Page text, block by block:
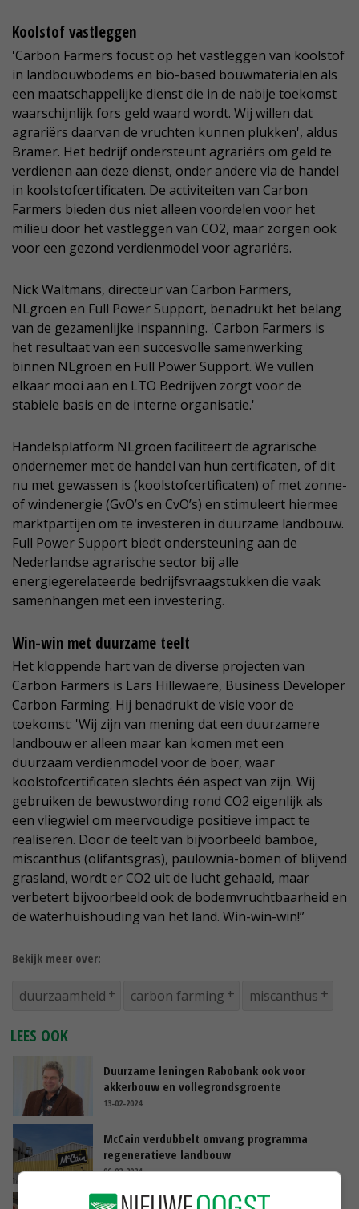
Koolstof vastleggen
'Carbon Farmers focust op het vastleggen van koolstof
in landbouwbodems en bio-based bouwmaterialen als
een maatschappelijke dienst die in de nabije toekomst
waarschijnlijk fors geld waard wordt. Wij willen dat
agrariërs daarvan de vruchten kunnen plukken', aldus
Bramer. Het bedrijf ondersteunt agrariërs om geld te
verdienen aan deze dienst, onder andere via de handel
in koolstofcertificaten. De activiteiten van Carbon
Farmers bieden dus niet alleen voordelen voor het
milieu door het vastleggen van CO2, maar zorgen ook
voor een gezond verdienmodel voor agrariërs.
Nick Waltmans, directeur van Carbon Farmers,
NLgroen en Full Power Support, benadrukt het belang
van de gezamenlijke inspanning. 'Carbon Farmers is
het resultaat van een succesvolle samenwerking
binnen NLgroen en Full Power Support. We vullen
elkaar mooi aan en LTO Bedrijven zorgt voor de
stabiele basis en de interne organisatie.'
Handelsplatform NLgroen faciliteert de agrarische
ondernemer met de handel van hun certificaten, of dit
nu met gewassen is (koolstofcertificaten) of met zonne-
of windenergie (GvO’s en CvO’s) en stimuleert hiermee
marktpartijen om te investeren in duurzame landbouw.
Full Power Support biedt ondersteuning aan de
Nederlandse agrarische sector bij alle
energiegerelateerde bedrijfsvraagstukken die vaak
samenhangen met een investering.
Win-win met duurzame teelt
Het kloppende hart van de diverse projecten van
Carbon Farmers is Lars Hillewaere, Business Developer
Carbon Farming. Hij benadrukt de visie voor de
toekomst: 'Wij zijn van mening dat een duurzamere
landbouw er alleen maar kan komen met een
duurzaam verdienmodel voor de boer, waar
koolstofcertificaten slechts één aspect van zijn. Wij
gebruiken de bewustwording rond CO2 eigenlijk als
een vliegwiel om meervoudige positieve impact te
realiseren. Door de teelt van bijvoorbeeld bamboe,
miscanthus (olifantsgras), paulownia-bomen of blijvend
grasland, wordt er CO2 uit de lucht gehaald, maar
verbetert bijvoorbeeld ook de bodemvruchtbaarheid en
de waterhuishouding van het land. Win-win-win!”
Bekijk meer over:
duurzaamheid carbon farming miscanthus
LEES OOK
Duurzame leningen Rabobank ook voor
akkerbouw en vollegrondsgroente
13-02-2024
McCain verdubbelt omvang programma
regeneratieve landbouw
06-02-2024